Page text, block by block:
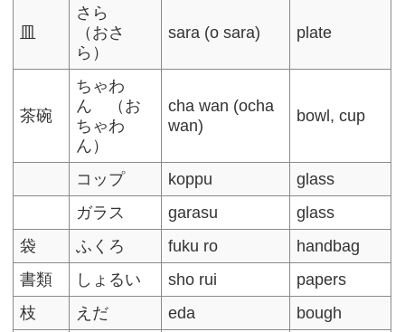
皿
さら
（おさ
ら）
sara (o sara) plate
茶碗
ちゃわ
ん （お
ちゃわ
ん）
cha wan (ocha
wan)
bowl, cup
コップ koppu
glass
ガラス
garasu
glass
袋
ふくろ fuku ro
handbag
書類
しょるい sho rui
papers
枝
えだ eda
bough